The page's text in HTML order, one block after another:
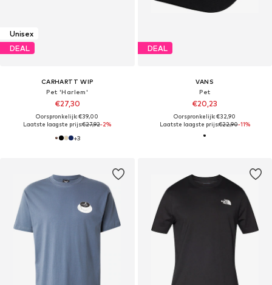
Unisex
DEAL
CARHARTT WIP
Pet 'Harlem'
€27,30
Oorspronkelijk: €39,00
Laatste laagste prijs:€27,92-2%
+3
DEAL
VANS
Pet
€20,23
Oorspronkelijk: €32,90
Laatste laagste prijs:€22,90-11%